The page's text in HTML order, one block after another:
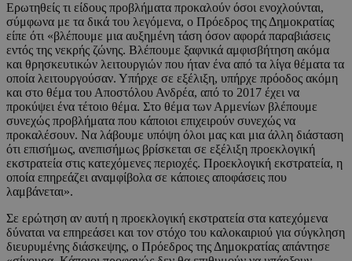
Ερωτηθείς τι είδους προβλήματα προκαλούν όσοι ενοχλούνται,
σύμφωνα με τα δικά του λεγόμενα, ο Πρόεδρος της Δημοκρατίας
είπε ότι «βλέπουμε μια αυξημένη τάση όσον αφορά παραβιάσεις
εντός της νεκρής ζώνης. Βλέπουμε ξαφνικά αμφισβήτηση ακόμα
και θρησκευτικών λειτουργιών που ήταν ένα από τα λίγα θέματα τα
οποία λειτουργούσαν. Υπήρχε σε εξέλιξη, υπήρχε πρόοδος ακόμη
και στο θέμα του Αποστόλου Ανδρέα, από το 2017 έχει να
προκύψει ένα τέτοιο θέμα. Στο θέμα των Αρμενίων βλέπουμε
συνεχώς προβλήματα που κάποιοι επιχειρούν συνεχώς να
προκαλέσουν. Να λάβουμε υπόψη όλοι μας και μια άλλη διάσταση
ότι επισήμως, ανεπισήμως βρίσκεται σε εξέλιξη προεκλογική
εκστρατεία στις κατεχόμενες περιοχές. Προεκλογική εκστρατεία, η
οποία επηρεάζει αναμφίβολα σε κάποιες αποφάσεις που
λαμβάνεται».
Σε ερώτηση αν αυτή η προεκλογική εκστρατεία στα κατεχόμενα
δύναται να επηρεάσει και τον στόχο του καλοκαιριού για σύγκληση
διευρυμένης διάσκεψης, ο Πρόεδρος της Δημοκρατίας απάντησε